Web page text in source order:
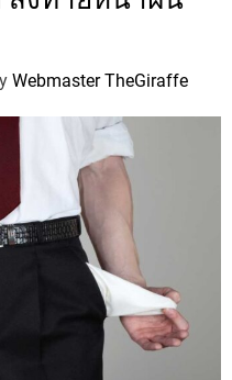
Webmaster TheGiraffe